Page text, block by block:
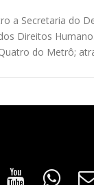
a Secretaria do
Direitos
do Metrô;